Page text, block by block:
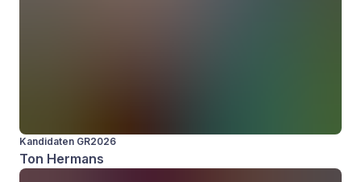
Kandidaten GR2026
Ton Hermans